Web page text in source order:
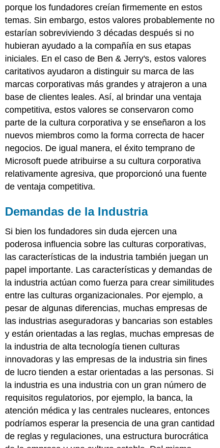
porque los fundadores creían firmemente en estos
temas. Sin embargo, estos valores probablemente no
estarían sobreviviendo 3 décadas después si no
hubieran ayudado a la compañía en sus etapas
iniciales. En el caso de Ben & Jerry's, estos valores
caritativos ayudaron a distinguir su marca de las
marcas corporativas más grandes y atrajeron a una
base de clientes leales. Así, al brindar una ventaja
competitiva, estos valores se conservaron como
parte de la cultura corporativa y se enseñaron a los
nuevos miembros como la forma correcta de hacer
negocios. De igual manera, el éxito temprano de
Microsoft puede atribuirse a su cultura corporativa
relativamente agresiva, que proporcionó una fuente
de ventaja competitiva.
Demandas de la Industria
Si bien los fundadores sin duda ejercen una
poderosa influencia sobre las culturas corporativas,
las características de la industria también juegan un
papel importante. Las características y demandas de
la industria actúan como fuerza para crear similitudes
entre las culturas organizacionales. Por ejemplo, a
pesar de algunas diferencias, muchas empresas de
las industrias aseguradoras y bancarias son estables
y están orientadas a las reglas, muchas empresas de
la industria de alta tecnología tienen culturas
innovadoras y las empresas de la industria sin fines
de lucro tienden a estar orientadas a las personas. Si
la industria es una industria con un gran número de
requisitos regulatorios, por ejemplo, la banca, la
atención médica y las centrales nucleares, entonces
podríamos esperar la presencia de una gran cantidad
de reglas y regulaciones, una estructura burocrática